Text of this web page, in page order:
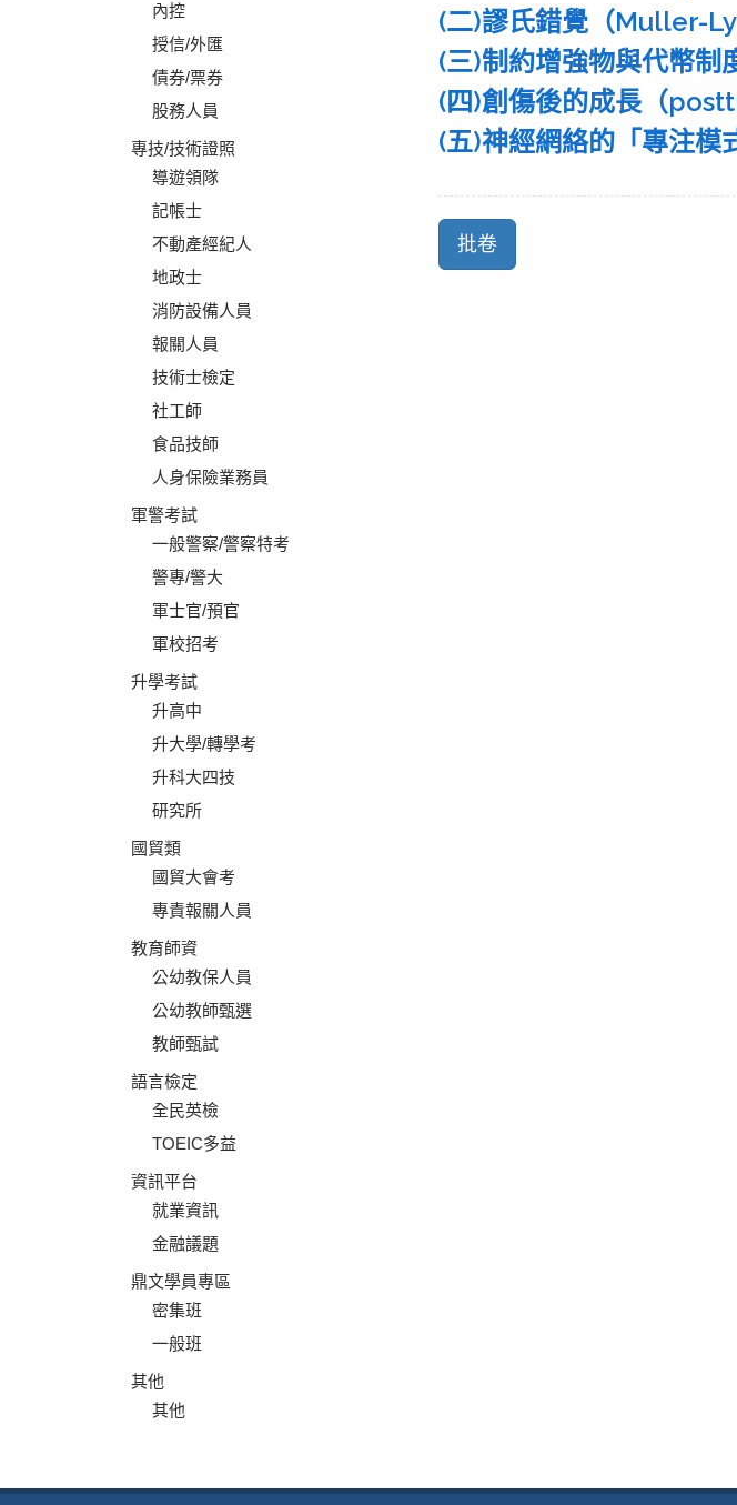
內控
授信/外匯
債券/票券
股務人員
專技/技術證照
導遊領隊
記帳士
不動產經紀人
地政士
消防設備人員
報關人員
技術士檢定
社工師
食品技師
人身保險業務員
軍警考試
一般警察/警察特考
警專/警大
軍士官/預官
軍校招考
升學考試
升高中
升大學/轉學考
升科大四技
研究所
國貿類
國貿大會考
專責報關人員
教育師資
公幼教保人員
公幼教師甄選
教師甄試
語言檢定
全民英檢
TOEIC多益
資訊平台
就業資訊
金融議題
鼎文學員專區
密集班
一般班
其他
其他
(二)謬氏錯覺（Muller-
(三)制約增強物與代幣
(四)創傷後的成長（
(五)神經網絡的「專注